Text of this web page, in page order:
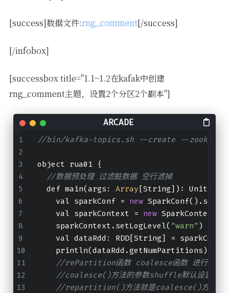
[success]数据文件:rng_comment[/success]
[/infobox]
[successbox title="1.1~1.2在kafak中创建
rng_comment主题，设置2个分区2个副本"]
//bin/kafka-topics.sh --create --
object rua01 {
//数据预处理 过滤脏数据 空行滤掉
  def main(args:
Array[String]): Unit = {
    val sparkConf =
new
    val sparkContext =
new
    sparkContext.setLogLevel(
"warn" )
val dataRdd: RDD[String] =
    println(dataRdd.getNumPartitions)
//rePartition函数 coalesce函数 进行数据紧缩
//coalesce()方法的参数shuffle默认设置为
//repartition()方法就是coalesce()方法